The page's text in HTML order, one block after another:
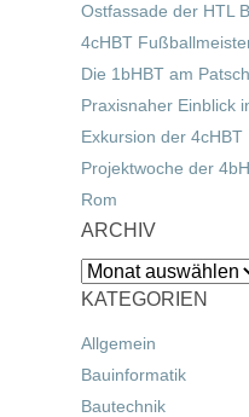
Ostfassade der HTL
4cHBT
Die 1bHBT am
Praxisnaher Einblick
Exkursion der 4cHBT
Projektwoche der
Rom
ARCHIV
Archiv
KATEGORIEN
Allgemein
Bauinformatik
Bautechnik